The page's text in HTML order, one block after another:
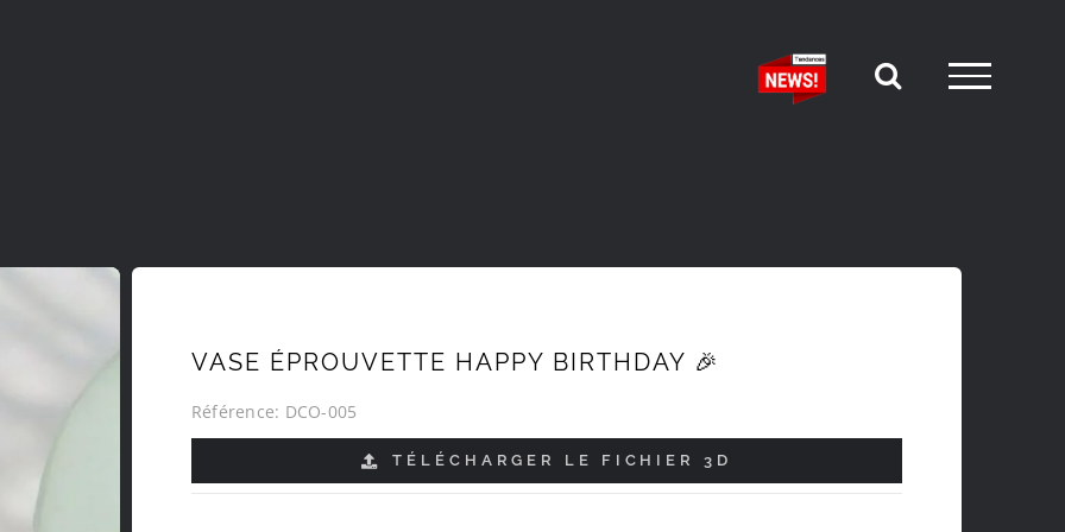
VASE ÉPROUVETTE HAPPY BIRTHDAY 🎉
Référence: DCO-005
TÉLÉCHARGER LE FICHIER 3D